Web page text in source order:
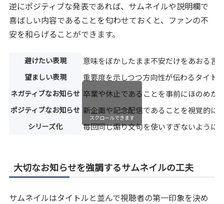
逆にポジティブな発表であれば、サムネイルや説明欄で
喜ばしい内容であることを匂わせておくと、ファンの不
安を和らげることができます。
避けたい表現 意味をぼかしたまま不安だけをあおる言
望ましい表現 重要度を示しつつ方向性が伝わるタイト
ネガティブなお知らせ 卒業や休止であることを事前にほのめか
ポジティブなお知らせ 新企画や記念配信であることを視覚的に
シリーズ化 毎回同じ煽り文句を使いすぎないように
スクロールできます
大切なお知らせを強調するサムネイルの工夫
サムネイルはタイトルと並んで視聴者の第一印象を決め